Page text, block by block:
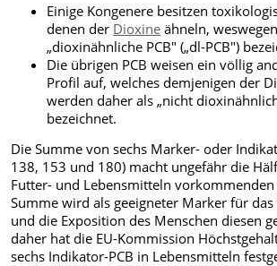
Einige Kongenere besitzen
denen der Dioxine ähneln,
„dioxinähnliche PCB" („dl-PCB")
Die übrigen PCB weisen ein völlig
Profil auf, welches demjenigen der
werden daher als „nicht
bezeichnet.
Die Summe von sechs Marker- oder
138, 153 und 180) macht ungefähr die
Futter- und Lebensmitteln vorkommenden
Summe wird als geeigneter Marker für
und die Exposition des Menschen diesen
daher hat die EU-Kommission
sechs Indikator-PCB in Lebensmitteln